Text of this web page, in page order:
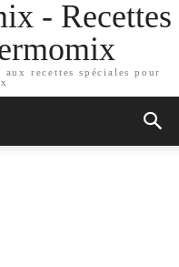
- Recettes
recettes spéciales pour